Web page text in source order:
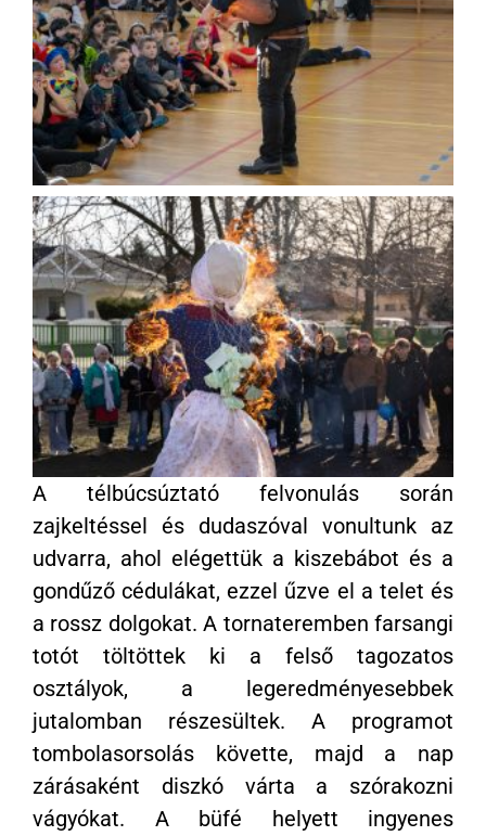
A télbúcsúztató felvonulás során
zajkeltéssel és dudaszóval vonultunk az
udvarra, ahol elégettük a kiszebábot és a
gondűző cédulákat, ezzel űzve el a telet és
a rossz dolgokat. A tornateremben farsangi
totót töltöttek ki a felső tagozatos
osztályok, a legeredményesebbek
jutalomban részesültek. A programot
tombolasorsolás követte, majd a nap
zárásaként diszkó várta a szórakozni
vágyókat. A büfé helyett ingyenes